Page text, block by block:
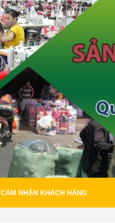
CẢM NHẬN KHÁCH HÀNG